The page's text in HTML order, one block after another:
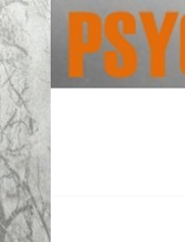
Skip
content